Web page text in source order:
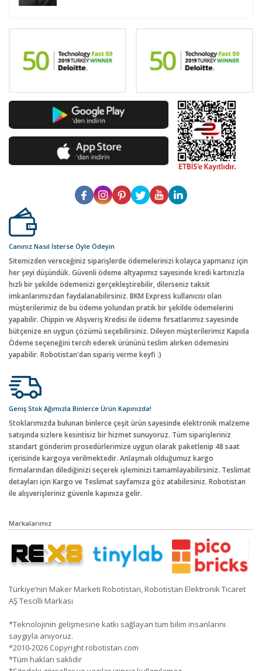
Canınız Nasıl İsterse Öyle Ödeyin
Sitemizden vereceğiniz siparişlerde ödemelerinizi kolayca yapmanız için
her şeyi düşündük. Güvenli ödeme altyapımız sayesinde kredi kartınızla
hızlı bir şekilde ödemenizi gerçekleştirebilir, dilerseniz taksit
imkanlarımızdan faydalanabilirsiniz. BKM Express kullanıcısı olan
müşterilerimiz de bu ödeme yolundan pratik bir şekilde ödemelerini
yapabilir. Chippin ve Alışveriş Kredisi ile ödeme fırsatlarımız sayesinde
bütçenize en uygun çözümü seçebilirsiniz. Dileyen müşterilerimiz Kapıda
Ödeme seçeneğini tercih ederek ürününü teslim alırken ödemesini
yapabilir. Robotistan'dan sipariş verme keyfi :)
Geniş Stok Ağımızla Binlerce Ürün Kapınızda!
Stoklarımızda bulunan binlerce çeşit ürün sayesinde elektronik malzeme
satışında sizlere kesintisiz bir hizmet sunuyoruz. Tüm siparişleriniz
standart gönderim prosedürlerimize uygun olarak paketlenip 48 saat
içerisinde kargoya verilmektedir. Anlaşmalı olduğumuz kargo
firmalarından dilediğinizi seçerek işleminizi tamamlayabilirsiniz. Teslimat
detayları için Kargo ve Teslimat sayfamıza göz atabilirsiniz. Robotistan
ile alışverişleriniz güvenle kapınıza gelir.
Markalarımız
Türkiye’nin Maker Marketi Robotistan, Robotistan Elektronik Ticaret
AŞ Tescilli Markası
*Teknolojinin gelişmesine katkı sağlayan tüm bilim insanlarını
saygıyla anıyoruz.
*2010-2026 Copyright robotistan.com
*Tüm hakları saklıdır